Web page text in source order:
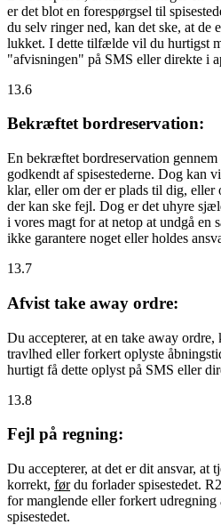
er det blot en forespørgsel til
du selv ringer ned, kan det ske, at de
lukket. I dette tilfælde vil du hurtigst
"afvisningen" på SMS eller direkte i
13.6
Bekræftet bordreservation:
En bekræftet bordreservation
godkendt af spisestederne. Dog kan
klar, eller om der er plads til dig, eller
der kan ske fejl. Dog er det uhyre
i vores magt for at netop at undgå en
ikke garantere noget eller holdes
13.7
Afvist take away ordre:
Du accepterer, at en take away
travlhed eller forkert oplyste
hurtigt få dette oplyst på SMS eller
13.8
Fejl på regning:
Du accepterer, at det er dit ansvar, at
korrekt, førdu forlader spisestedet.
for manglende eller forkert
spisestedet.